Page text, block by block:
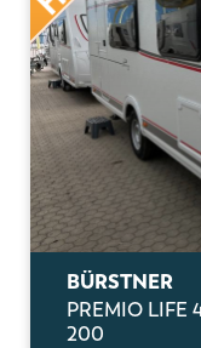
BÜRSTNER
PREMIO LIFE
200